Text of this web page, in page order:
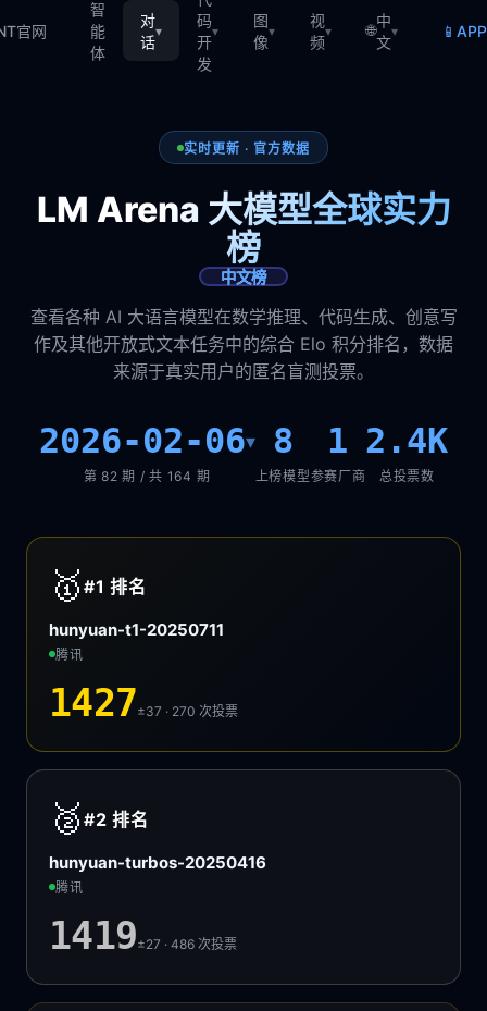
官网
智
能
体
对
话
▾
码
开
发
▾
图
像
▾
视
频
▾ 🌐
中
文
▾ 📱
实时更新 · 官方数据
LM Arena 大模型全球实力
榜
中文榜
查看各种 AI 大语言模型在数学推理、代码生成、创意写
作及其他开放式文本任务中的综合 Elo 积分排名，数据
来源于真实用户的匿名盲测投票。
2026-02-06▾
第 82 期 / 共 164 期
8
上榜模型
1
参赛厂商
2.4K
总投票数
🥇 #1排名
hunyuan-t1-20250711
腾讯
1427±37 · 270次投票
🥈 #2排名
hunyuan-turbos-20250416
腾讯
1419±27 · 486次投票